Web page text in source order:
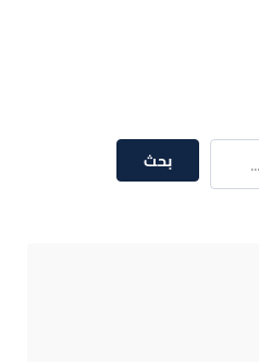
بحث